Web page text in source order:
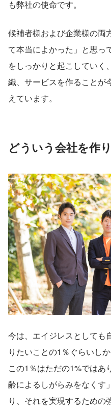
も弊社の使命です。
候補者様および企業様の両
て本当によかった」と思っ
をしっかりと起こしていく
織、サービスを作ることが
えています。
どういう会社を作
今は、エイジレスとしても
りたいことの1％ぐらいし
この1％はただの1%ではあ
齢によるしがらみをなくす
り、それを実現するための